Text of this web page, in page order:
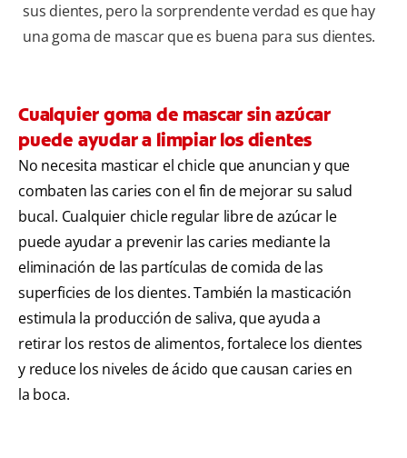
sus dientes, pero la sorprendente verdad es que hay
una goma de mascar que es buena para sus dientes.
Cualquier goma de mascar sin azúcar
puede ayudar a limpiar los dientes
No necesita masticar el chicle que anuncian y que
combaten las caries con el fin de mejorar su salud
bucal. Cualquier chicle regular libre de azúcar le
puede ayudar a prevenir las caries mediante la
eliminación de las partículas de comida de las
superficies de los dientes. También la masticación
estimula la producción de saliva, que ayuda a
retirar los restos de alimentos, fortalece los dientes
y reduce los niveles de ácido que causan caries en
la boca.